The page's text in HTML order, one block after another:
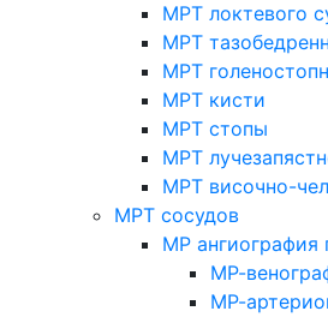
МРТ локтевого
МРТ
МРТ
МРТ кисти
МРТ стопы
МРТ
МРТ височно-
МРТ сосудов
МР ангиография
МР-
МР-